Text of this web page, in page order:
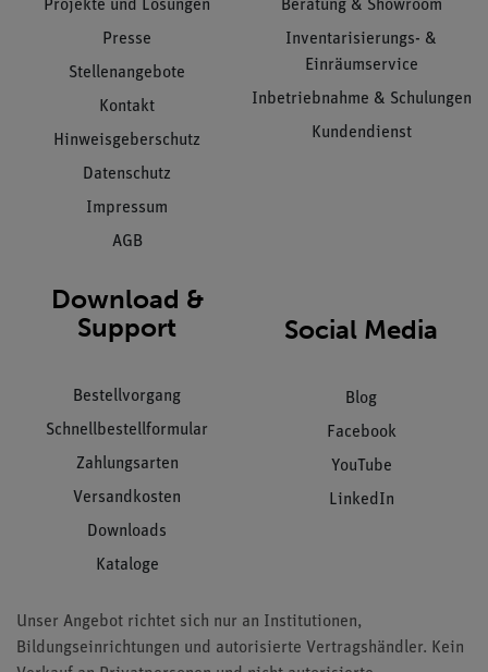
Projekte und Lösungen
Presse
Stellenangebote
Kontakt
Hinweisgeberschutz
Datenschutz
Impressum
AGB
Beratung & Showroom
Inventarisierungs- &
Einräumservice
Inbetriebnahme & Schulungen
Kundendienst
Download &
Support
Bestellvorgang
Schnellbestellformular
Zahlungsarten
Versandkosten
Downloads
Kataloge
Social Media
Blog
Facebook
YouTube
LinkedIn
Unser Angebot richtet sich nur an Institutionen,
Bildungseinrichtungen und autorisierte Vertragshändler. Kein